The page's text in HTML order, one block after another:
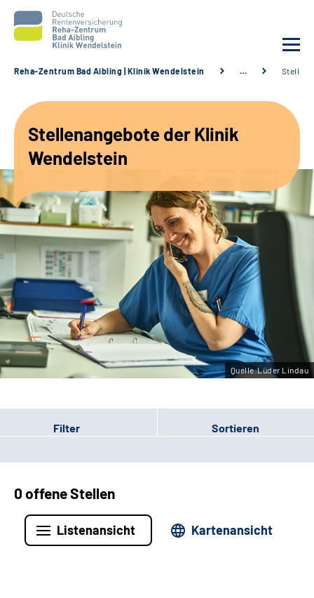
Unsere Angebote
Karriere
Sozialdienste & Zuweisende
Suche
Leichte Sprache
Gebärdensprache
Reha-Zentrum Bad Aibling | Klinik Wendelstein …
Stellenangebote der Klinik
Wendelstein
Quelle:Lüder Lindau
Filter Sortieren
0 offene Stellen
Listenansicht Kartenansicht